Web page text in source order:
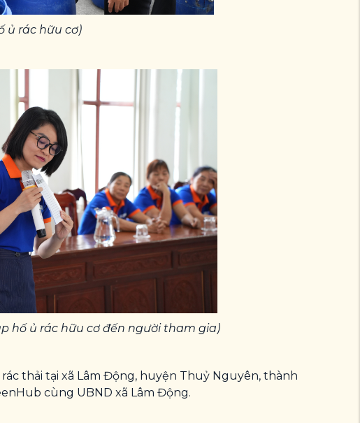
ủ rác hữu cơ)
hố ủ rác hữu cơ đến người tham gia)
thải tại xã Lâm Động, huyện Thuỷ Nguyên, thành
cùng UBND xã Lâm Động.